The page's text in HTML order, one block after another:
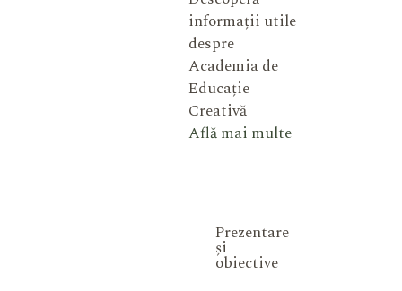
informații utile
despre
Academia de
Educație
Creativă
Află mai multe
Prezentare
și
obiective